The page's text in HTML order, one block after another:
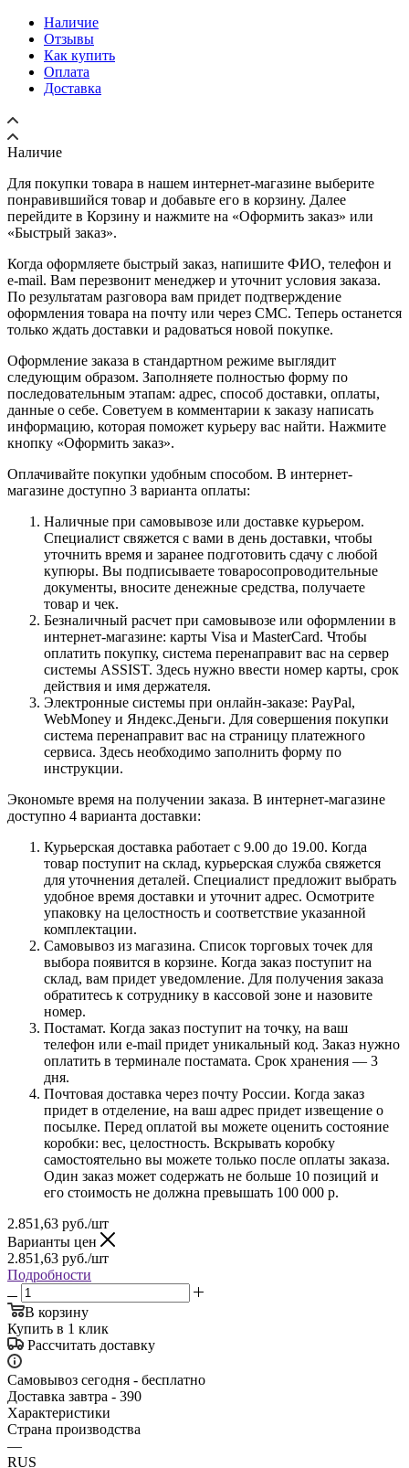
Наличие
Отзывы
Как купить
Оплата
Доставка
Наличие
Для покупки товара в нашем интернет-магазине выберите
понравившийся товар и добавьте его в корзину. Далее
перейдите в Корзину и нажмите на «Оформить заказ» или
«Быстрый заказ».
Когда оформляете быстрый заказ, напишите ФИО, телефон и
e-mail. Вам перезвонит менеджер и уточнит условия заказа.
По результатам разговора вам придет подтверждение
оформления товара на почту или через СМС. Теперь останется
только ждать доставки и радоваться новой покупке.
Оформление заказа в стандартном режиме выглядит
следующим образом. Заполняете полностью форму по
последовательным этапам: адрес, способ доставки, оплаты,
данные о себе. Советуем в комментарии к заказу написать
информацию, которая поможет курьеру вас найти. Нажмите
кнопку «Оформить заказ».
Оплачивайте покупки удобным способом. В интернет-
магазине доступно 3 варианта оплаты:
Наличные при самовывозе или доставке курьером.
Специалист свяжется с вами в день доставки, чтобы
уточнить время и заранее подготовить сдачу с любой
купюры. Вы подписываете товаросопроводительные
документы, вносите денежные средства, получаете
товар и чек.
Безналичный расчет при самовывозе или оформлении в
интернет-магазине: карты Visa и MasterCard. Чтобы
оплатить покупку, система перенаправит вас на сервер
системы ASSIST. Здесь нужно ввести номер карты, срок
действия и имя держателя.
Электронные системы при онлайн-заказе: PayPal,
WebMoney и Яндекс.Деньги. Для совершения покупки
система перенаправит вас на страницу платежного
сервиса. Здесь необходимо заполнить форму по
инструкции.
Экономьте время на получении заказа. В интернет-магазине
доступно 4 варианта доставки:
Курьерская доставка работает с 9.00 до 19.00. Когда
товар поступит на склад, курьерская служба свяжется
для уточнения деталей. Специалист предложит выбрать
удобное время доставки и уточнит адрес. Осмотрите
упаковку на целостность и соответствие указанной
комплектации.
Самовывоз из магазина. Список торговых точек для
выбора появится в корзине. Когда заказ поступит на
склад, вам придет уведомление. Для получения заказа
обратитесь к сотруднику в кассовой зоне и назовите
номер.
Постамат. Когда заказ поступит на точку, на ваш
телефон или e-mail придет уникальный код. Заказ нужно
оплатить в терминале постамата. Срок хранения — 3
дня.
Почтовая доставка через почту России. Когда заказ
придет в отделение, на ваш адрес придет извещение о
посылке. Перед оплатой вы можете оценить состояние
коробки: вес, целостность. Вскрывать коробку
самостоятельно вы можете только после оплаты заказа.
Один заказ может содержать не больше 10 позиций и
его стоимость не должна превышать 100 000 р.
2.851,63 руб./шт
Варианты цен
2.851,63 руб./шт
Подробности
В корзину
Купить в 1 клик
Рассчитать доставку
Самовывоз сегодня - бесплатно
Доставка завтра - 390
Характеристики
Страна производства
—
RUS